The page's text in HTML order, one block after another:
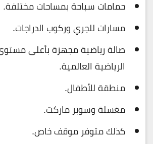
حمامات سباحة بمساحات مختلفة.
مسارات للجري وركوب الدراجات.
صالة رياضية مجهزة بأعلى
الرياضية العالمية.
منطقة للأطفال.
مغسلة وسوبر ماركت.
كذلك متوفر موقف خاص.